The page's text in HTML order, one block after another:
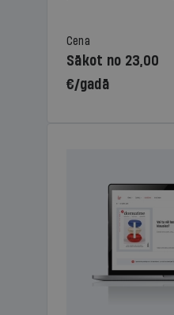
Cena
Sākot no 23,00
€/gadā